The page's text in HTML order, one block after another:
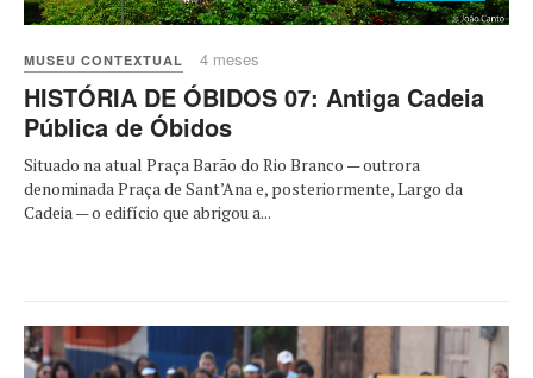
MUSEU CONTEXTUAL 4 meses
HISTÓRIA DE ÓBIDOS 07: Antiga Cadeia
Pública de Óbidos
Situado na atual Praça Barão do Rio Branco — outrora
denominada Praça de Sant’Ana e, posteriormente, Largo da
Cadeia — o edifício que abrigou a...